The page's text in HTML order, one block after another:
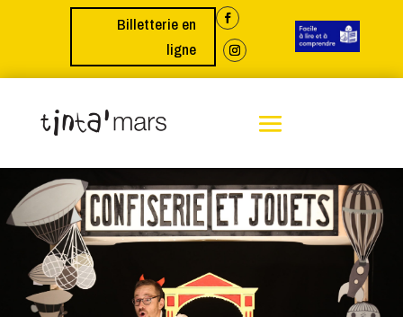
Billetterie en
ligne